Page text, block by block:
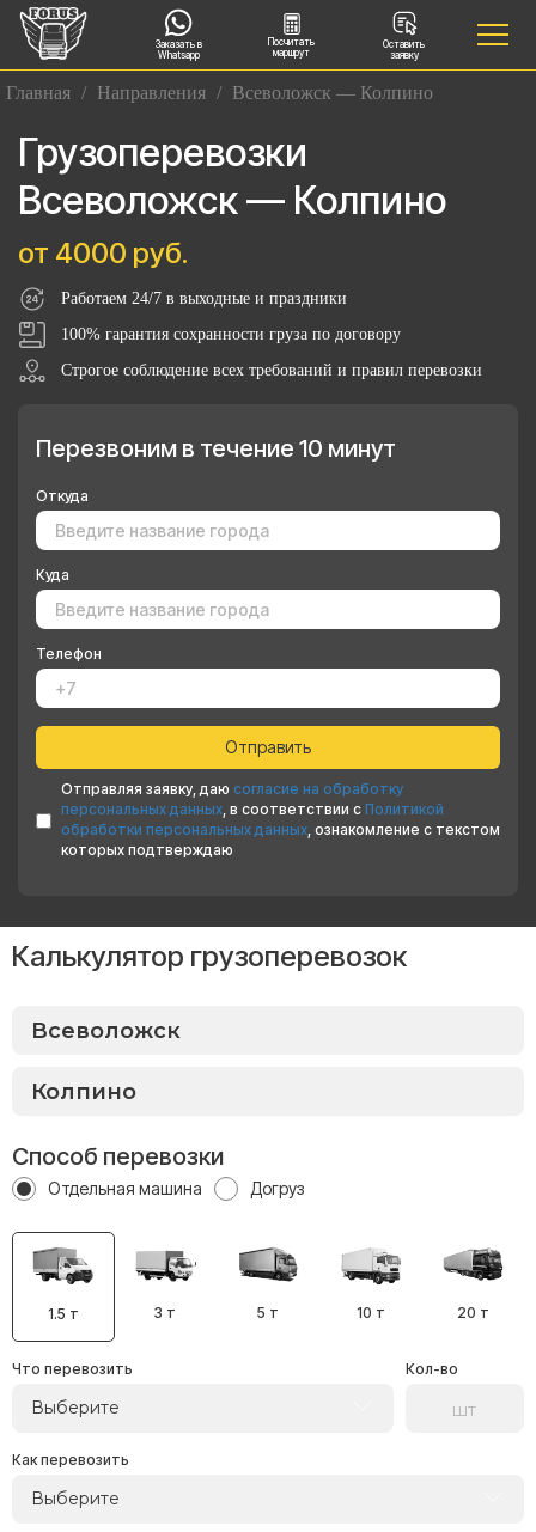
Заказать в
Whatsapp
Посчитать
маршрут
Оставить
заявку
Главная / Направления / Всеволожск — Колпино
Грузоперевозки
Всеволожск — Колпино
от 4000 руб.
Работаем 24/7 в выходные и праздники
100% гарантия сохранности груза по договору
Строгое соблюдение всех требований и правил перевозки
Перезвоним в течение 10 минут
Откуда
Куда
Телефон
Отправляя заявку, даю согласие на обработку
персональных данных, в соответствии с Политикой
обработки персональных данных, ознакомление с текстом
которых подтверждаю
Калькулятор грузоперевозок
Способ перевозки
Отдельная машина Догруз
1.5 т 3 т 5 т 10 т 20 т
Что перевозить
Выберите
Кол-во
Как перевозить
Выберите